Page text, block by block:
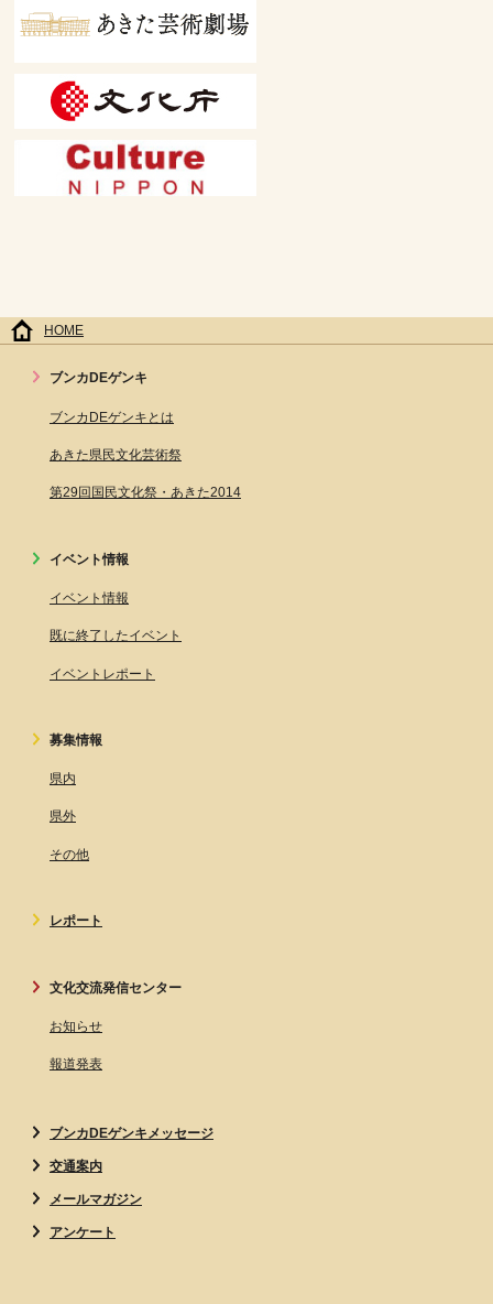
HOME
ブンカDEゲンキ
ブンカDEゲンキとは
あきた県民文化芸術祭
第29回国民文化祭・あきた2014
イベント情報
イベント情報
既に終了したイベント
イベントレポート
募集情報
県内
県外
その他
レポート
文化交流発信センター
お知らせ
報道発表
ブンカDEゲンキメッセージ
交通案内
メールマガジン
アンケート